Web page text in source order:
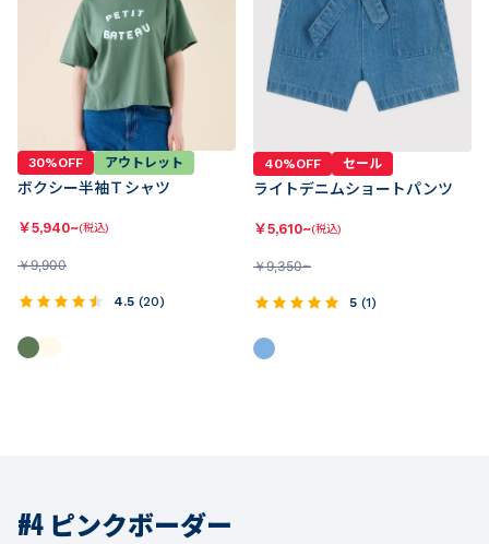
30%OFF アウトレット
ボクシー半袖Ｔシャツ
￥5,940~(税込)
￥9,900
4.5 (20)
40%OFF セール
ライトデニムショートパンツ
￥5,610~(税込)
￥9,350~
5 (1)
#4 ピンクボーダー